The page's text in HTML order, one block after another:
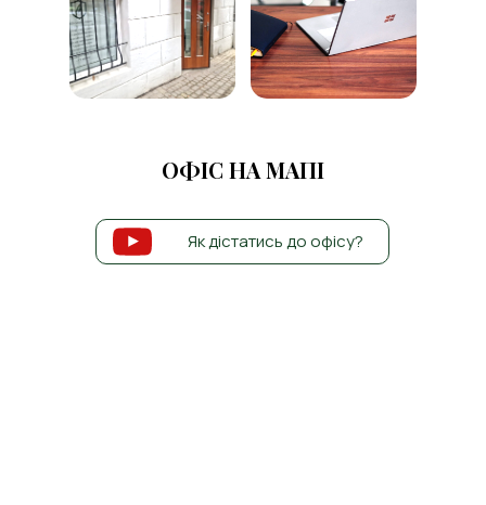
ОФІС НА МАПІ
Як дістатись до офісу?